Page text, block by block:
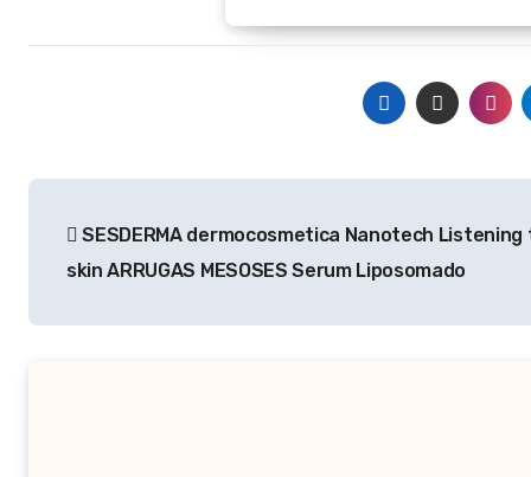
de SESDERMA dermocosmetica Nanotech Listening
skin ARRUGAS MESOSES Serum Liposomado